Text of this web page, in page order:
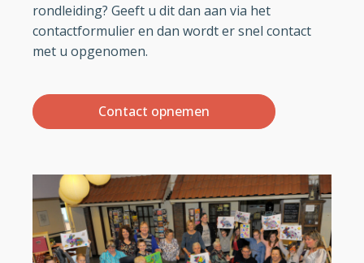
rondleiding? Geeft u dit dan aan via het
contactformulier en dan wordt er snel contact
met u opgenomen.
Contact opnemen